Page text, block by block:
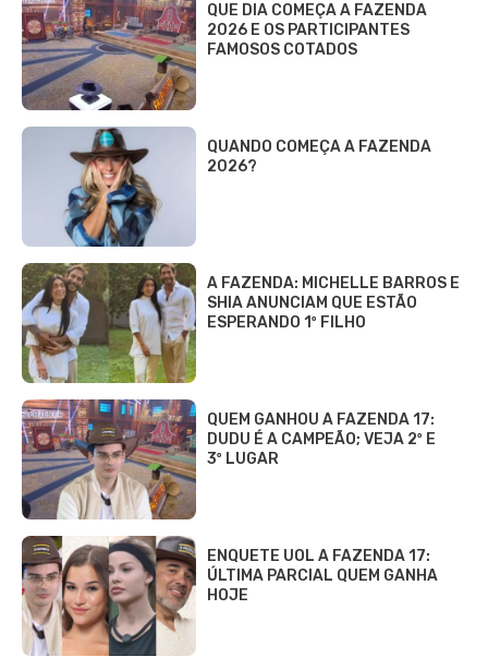
QUE DIA COMEÇA A FAZENDA
2026 E OS PARTICIPANTES
FAMOSOS COTADOS
QUANDO COMEÇA A FAZENDA
2026?
A FAZENDA: MICHELLE BARROS E
SHIA ANUNCIAM QUE ESTÃO
ESPERANDO 1º FILHO
QUEM GANHOU A FAZENDA 17:
DUDU É A CAMPEÃO; VEJA 2º E
3º LUGAR
ENQUETE UOL A FAZENDA 17:
ÚLTIMA PARCIAL QUEM GANHA
HOJE